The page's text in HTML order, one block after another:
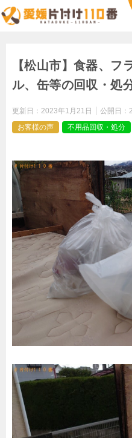
【松山市】食器、フ
ル、缶等の回収・処
更新日： 2023年1月21日 公開日：
お客様の声
不用品回収・処分